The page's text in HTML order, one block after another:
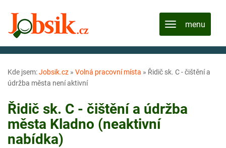
Kde jsem:Jobsik.cz » Volná pracovní místa » Řidič sk. C - čištění a
údržba města není aktivní
Řidič sk. C - čištění a údržba
města Kladno (neaktivní
nabídka)